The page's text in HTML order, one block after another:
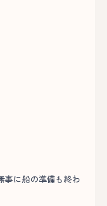
事に船の準備も終わ